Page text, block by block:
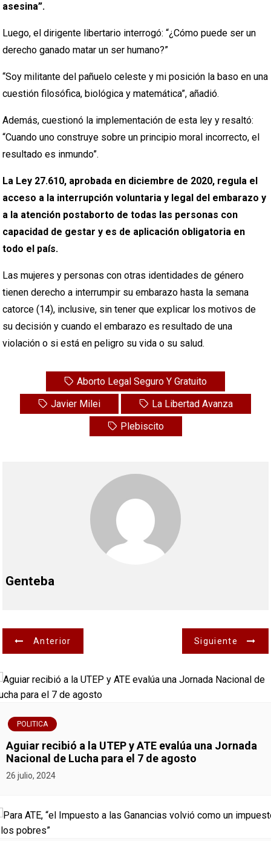
asesina”.
Luego, el dirigente libertario interrogó: “¿Cómo puede ser un
derecho ganado matar un ser humano?”
“Soy militante del pañuelo celeste y mi posición la baso en una
cuestión filosófica, biológica y matemática”, añadió.
Además, cuestionó la implementación de esta ley y resaltó:
“Cuando uno construye sobre un principio moral incorrecto, el
resultado es inmundo”.
La Ley 27.610, aprobada en diciembre de 2020, regula el
acceso a la interrupción voluntaria y legal del embarazo y
a la atención postaborto de todas las personas con
capacidad de gestar y es de aplicación obligatoria en
todo el país.
Las mujeres y personas con otras identidades de género
tienen derecho a interrumpir su embarazo hasta la semana
catorce (14), inclusive, sin tener que explicar los motivos de
su decisión y cuando el embarazo es resultado de una
violación o si está en peligro su vida o su salud.
Aborto Legal Seguro Y Gratuito
Javier Milei
La Libertad Avanza
Plebiscito
Genteba
N
a
v
e
g
a
i
Anterior Siguiente
POLITICA
Aguiar recibió a la UTEP y ATE evalúa una Jornada
Nacional de Lucha para el 7 de agosto
26 julio, 2024